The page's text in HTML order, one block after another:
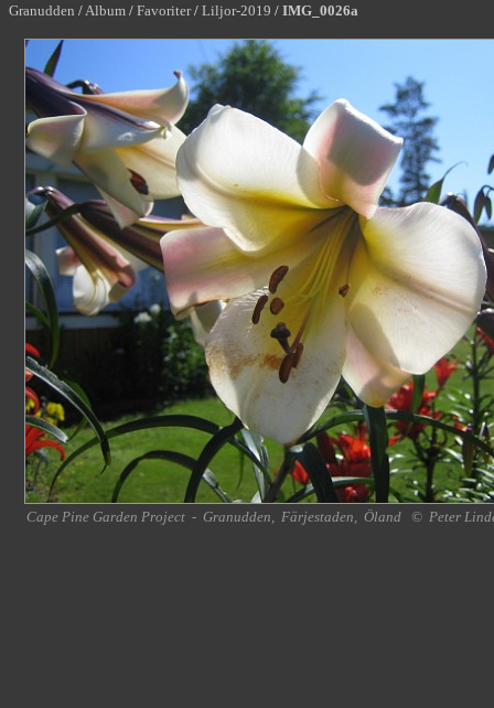
Granudden /Album / Favoriter / Liljor-2019 / IMG_0026a
Cape Pine Garden Project - Granudden, Färjestaden, Öland © Peter